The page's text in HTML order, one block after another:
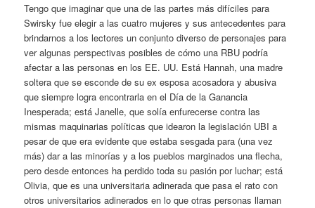
Tengo que imaginar que una de las partes más difíciles para
Swirsky fue elegir a las cuatro mujeres y sus antecedentes para
brindarnos a los lectores un conjunto diverso de personajes para
ver algunas perspectivas posibles de cómo una RBU podría
afectar a las personas en los EE. UU. Está Hannah, una madre
soltera que se esconde de su ex esposa acosadora y abusiva
que siempre logra encontrarla en el Día de la Ganancia
Inesperada; está Janelle, que solía enfurecerse contra las
mismas maquinarias políticas que idearon la legislación UBI a
pesar de que era evidente que estaba sesgada para (una vez
más) dar a las minorías y a los pueblos marginados una flecha,
pero desde entonces ha perdido toda su pasión por luchar; está
Olivia, que es una universitaria adinerada que pasa el rato con
otros universitarios adinerados en lo que otras personas llaman